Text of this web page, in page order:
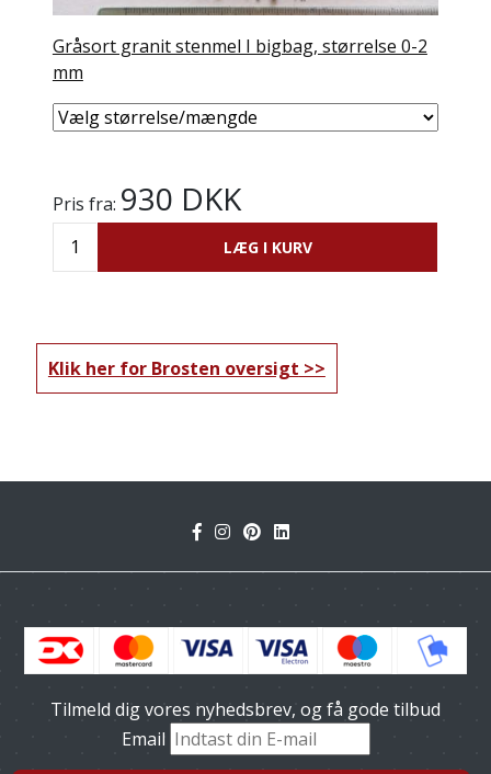
Gråsort granit stenmel I bigbag, størrelse 0-2
mm
Pris fra: 930 DKK
LÆG I KURV
Klik her for Brosten oversigt
Tilmeld dig vores nyhedsbrev, og få gode tilbud
Email